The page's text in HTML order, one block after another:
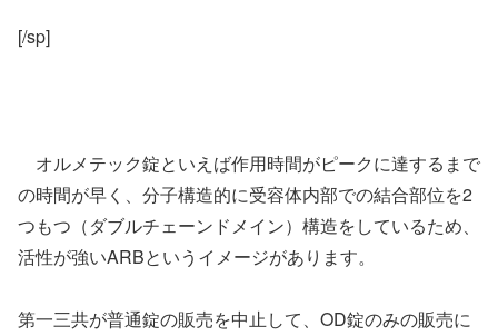
[/sp]
オルメテック錠といえば作用時間がピークに達するまで
の時間が早く、分子構造的に受容体内部での結合部位を2
つもつ（ダブルチェーンドメイン）構造をしているため、
活性が強いARBというイメージがあります。
第一三共が普通錠の販売を中止して、OD錠のみの販売に